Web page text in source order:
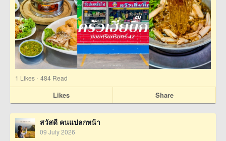
1 Likes · 484 Read
Likes Share
สวัสดี คนแปลกหน้า
09 July 2026